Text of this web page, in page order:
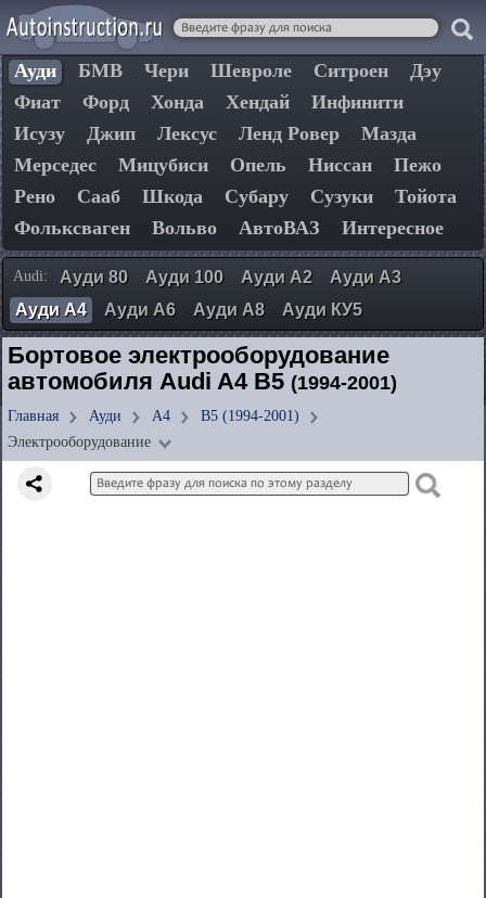
Ауди БМВ Чери Шевроле Ситроен
Дэу
Фиат
Форд Хонда Хендай
Инфинити
Исузу
Джип Лексус Ленд Ровер
Мазда
Мерседес
Мицубиси Опель Ниссан
Пежо
Рено
Сааб Шкода Субару Сузуки
Тойота
Фольксваген
Вольво АвтоВАЗ Интересное
Audi: Ауди 80 Ауди 100 Ауди А2
Ауди А3
Ауди А4
Ауди А6 Ауди А8 Ауди КУ5
Бортовое электрооборудование
автомобиля Audi A4 B5 (1994-2001)
Главная Ауди А4
B5 (1994-2001)
Электрооборудование